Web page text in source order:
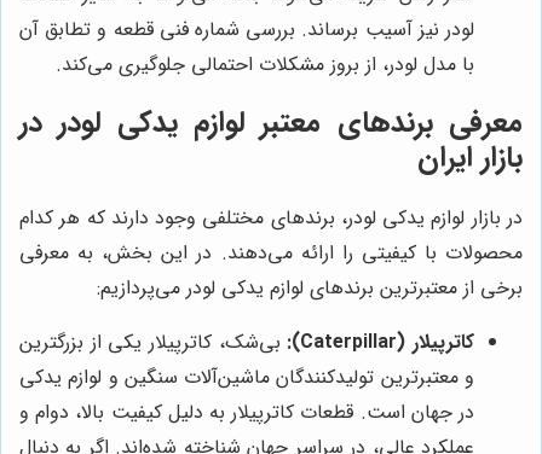
لودر نیز آسیب برساند. بررسی شماره فنی قطعه و تطابق آن
با مدل لودر، از بروز مشکلات احتمالی جلوگیری می‌کند.
معرفی برندهای معتبر لوازم یدکی لودر در
بازار ایران
در بازار لوازم یدکی لودر، برندهای مختلفی وجود دارند که هر کدام
محصولات با کیفیتی را ارائه می‌دهند. در این بخش، به معرفی
برخی از معتبرترین برندهای لوازم یدکی لودر می‌پردازیم:
کاترپیلار (Caterpillar):
بی‌شک، کاترپیلار یکی از بزرگترین
و معتبرترین تولیدکنندگان ماشین‌آلات سنگین و لوازم یدکی
در جهان است. قطعات کاترپیلار به دلیل کیفیت بالا، دوام و
عملکرد عالی، در سراسر جهان شناخته شده‌اند. اگر به دنبال